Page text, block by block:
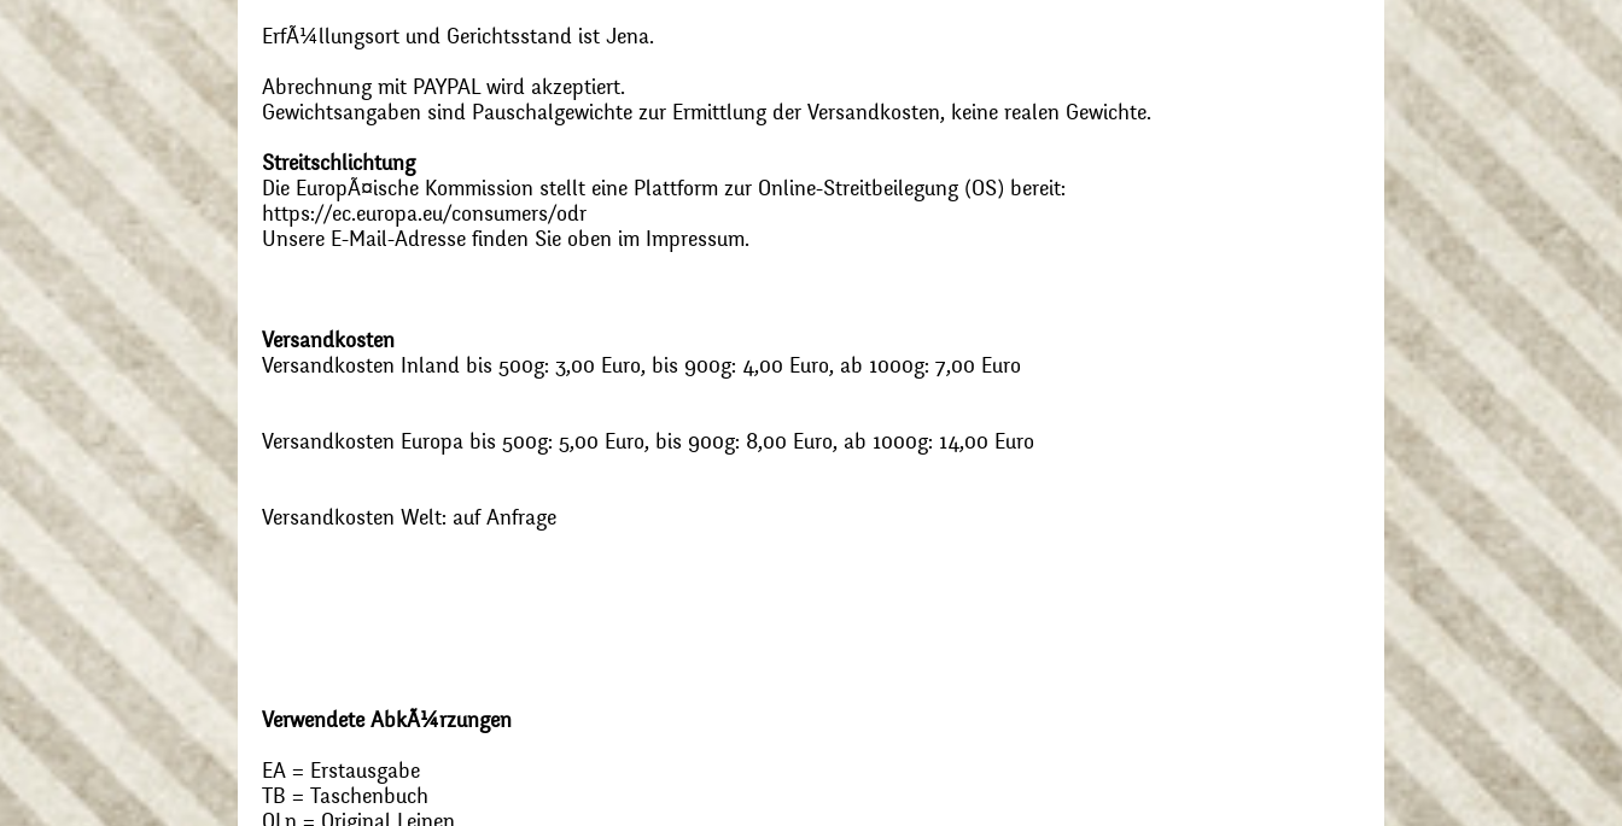
ErfÃ¼llungsort und Gerichtsstand ist Jena.
Abrechnung mit PAYPAL wird akzeptiert.
Gewichtsangaben sind Pauschalgewichte zur Ermittlung der Versandkosten, keine realen Gewichte.
Streitschlichtung
Die EuropÃ¤ische Kommission stellt eine Plattform zur Online-Streitbeilegung (OS) bereit:
https://ec.europa.eu/consumers/odr
Unsere E-Mail-Adresse finden Sie oben im Impressum.
Versandkosten
Versandkosten Inland bis 500g: 3,00 Euro, bis 900g: 4,00 Euro, ab 1000g: 7,00 Euro
Versandkosten Europa bis 500g: 5,00 Euro, bis 900g: 8,00 Euro, ab 1000g: 14,00 Euro
Versandkosten Welt: auf Anfrage
Verwendete AbkÃ¼rzungen
EA = Erstausgabe
TB = Taschenbuch